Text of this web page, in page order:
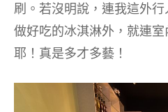
刷。若沒明說，連我這外
做好吃的冰淇淋外，就連
耶！真是多才多藝！